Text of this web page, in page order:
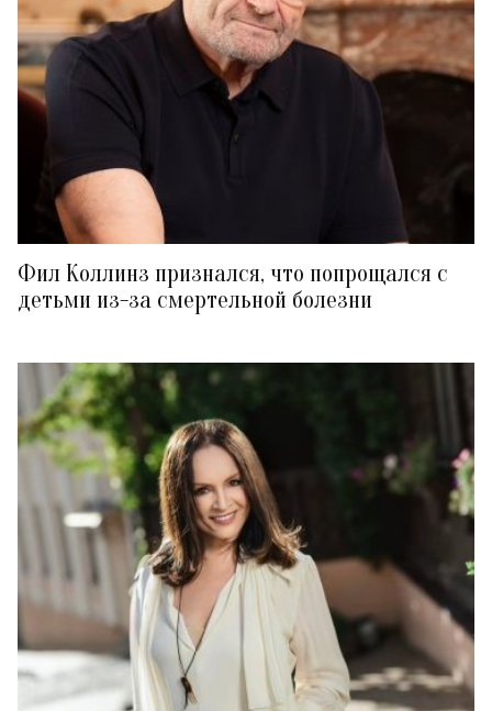
Фил Коллинз признался, что попрощался с
детьми из-за смертельной болезни